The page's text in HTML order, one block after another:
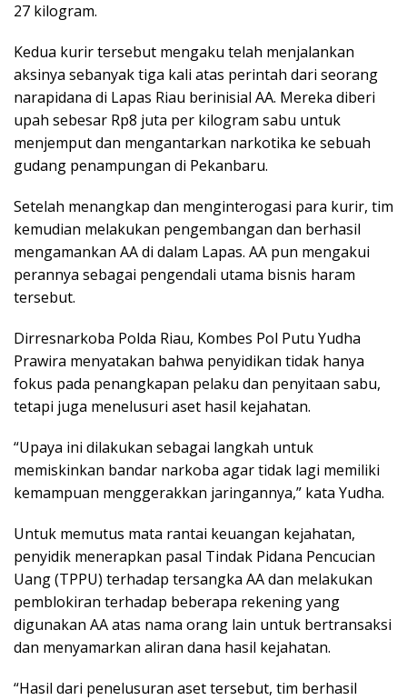
27 kilogram.
Kedua kurir tersebut mengaku telah menjalankan
aksinya sebanyak tiga kali atas perintah dari seorang
narapidana di Lapas Riau berinisial AA. Mereka diberi
upah sebesar Rp8 juta per kilogram sabu untuk
menjemput dan mengantarkan narkotika ke sebuah
gudang penampungan di Pekanbaru.
Setelah menangkap dan menginterogasi para kurir, tim
kemudian melakukan pengembangan dan berhasil
mengamankan AA di dalam Lapas. AA pun mengakui
perannya sebagai pengendali utama bisnis haram
tersebut.
Dirresnarkoba Polda Riau, Kombes Pol Putu Yudha
Prawira menyatakan bahwa penyidikan tidak hanya
fokus pada penangkapan pelaku dan penyitaan sabu,
tetapi juga menelusuri aset hasil kejahatan.
“Upaya ini dilakukan sebagai langkah untuk
memiskinkan bandar narkoba agar tidak lagi memiliki
kemampuan menggerakkan jaringannya,” kata Yudha.
Untuk memutus mata rantai keuangan kejahatan,
penyidik menerapkan pasal Tindak Pidana Pencucian
Uang (TPPU) terhadap tersangka AA dan melakukan
pemblokiran terhadap beberapa rekening yang
digunakan AA atas nama orang lain untuk bertransaksi
dan menyamarkan aliran dana hasil kejahatan.
“Hasil dari penelusuran aset tersebut, tim berhasil